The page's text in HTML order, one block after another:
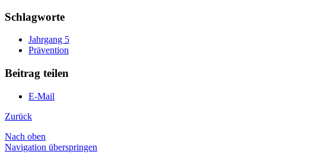
Schlagworte
Jahrgang 5
Prävention
Beitrag teilen
E-Mail
Zurück
Nach oben
Navigation überspringen